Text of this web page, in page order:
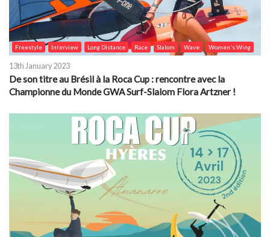
Freestyle Interview Long Distance Race Slalom Wave Women's Wing
13th January 2023
De son titre au Brésil à la Roca Cup : rencontre avec la
Championne du Monde GWA Surf-Slalom Flora Artzner !